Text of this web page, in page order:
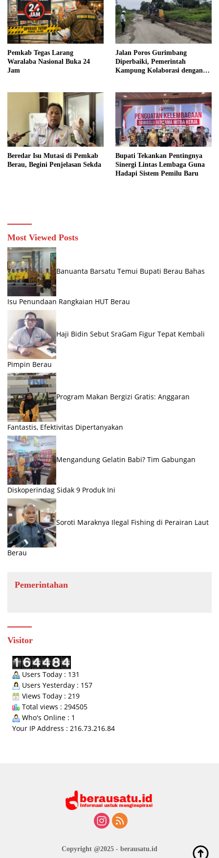
Pemkab Tegas Larang
Waralaba Nasional Buka 24
Jam
Jalan Poros Gurimbang
Diperbaiki, Pemerintah
Kampung Kolaborasi dengan
Beredar Isu Mutasi di Pemkab
Berau, Begini Penjelasan Sekda
Bupati Tekankan Pentingnya
Sinergi Lintas Lembaga Guna
Hadapi Sistem Pemilu Baru
Most Viewed Posts
Banuanta Barsatu Temui Bupati Berau Bahas
Isu Penundaan Rangkaian HUT Berau
Haji Bidin Sebut SraGam Figur Tepat Kembali
Pimpin Berau
Program Makan Bergizi Gratis: Anggaran
Fantastis, Efektivitas Dipertanyakan
Mengandung Gelatin Babi? Tim Gabungan
Diskoperindag Sidak 9 Produk Ini
Soroti Maraknya Ilegal Fishing di Perairan Laut
Berau
Pemerintahan
Visitor
Users Today : 131
Users Yesterday : 157
Views Today : 219
Total views : 294505
Who's Online : 1
Your IP Address : 216.73.216.84
Copyright @2025 - berausatu.id